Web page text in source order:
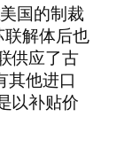
国的制裁
联解体后也
供应了古
其他进口
以补贴价